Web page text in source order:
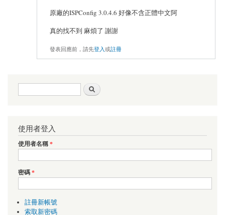
原廠的ISPConfig 3.0.4.6 好像不含正體中文阿
真的找不到 麻煩了 謝謝
發表回應前，請先登入或註冊
搜尋表單
使用者登入
使用者名稱*
密碼*
註冊新帳號
索取新密碼